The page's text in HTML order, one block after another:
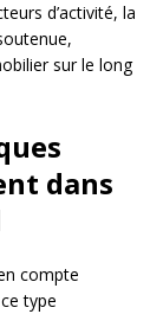
d’activité, la
sur le long
dans
compte
type